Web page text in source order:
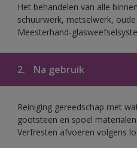
Het behandelen van alle
schuurwerk, metselwerk,
Meesterhand-
2. Na gebruik
Reiniging gereedschap met
gootsteen en spoel
Verfresten afvoeren volgens